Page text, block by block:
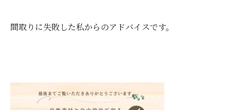
間取りに失敗した私からのアドバイスです。